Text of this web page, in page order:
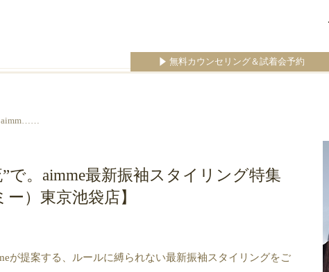
無料カウンセリング＆試着会予約
aimm……
で。aimme最新振袖スタイリング特集
ー）東京池袋店】
が提案する、ルールに縛られない最新振袖スタイリングをご